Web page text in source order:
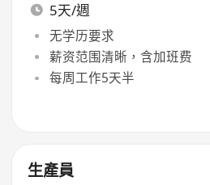
5天/週
无学历要求
薪资范围清晰，含加班费
每周工作5天半
生產員